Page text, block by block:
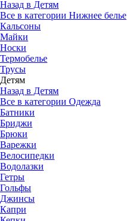
Назад в Детям
Все в категории Нижнее белье
Кальсоны
Майки
Носки
Термобелье
Трусы
Детям
Назад в Детям
Все в категории Одежда
Батники
Бриджи
Брюки
Варежки
Велосипедки
Водолазки
Гетры
Гольфы
Джинсы
Капри